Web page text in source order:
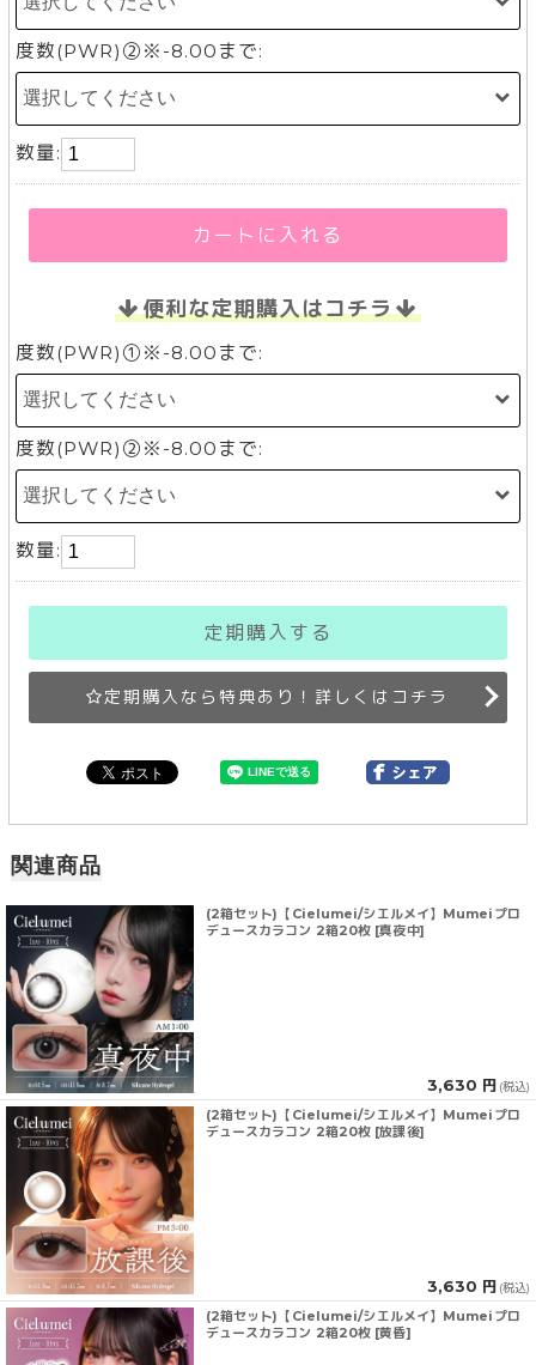
度数(PWR)②※-8.00まで:
数量:
カートに入れる
便利な定期購入はコチラ
度数(PWR)①※-8.00まで:
度数(PWR)②※-8.00まで:
数量:
定期購入する
定期購入なら特典あり！詳しくはコチラ
関連商品
(2箱セット)【Cielumei/シエルメイ】Mumeiプロ
デュースカラコン 2箱20枚 [真夜中]
3,630 円 (税込)
(2箱セット)【Cielumei/シエルメイ】Mumeiプロ
デュースカラコン 2箱20枚 [放課後]
3,630 円 (税込)
(2箱セット)【Cielumei/シエルメイ】Mumeiプロ
デュースカラコン 2箱20枚 [黄昏]